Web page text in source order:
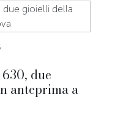
due
anteprima a